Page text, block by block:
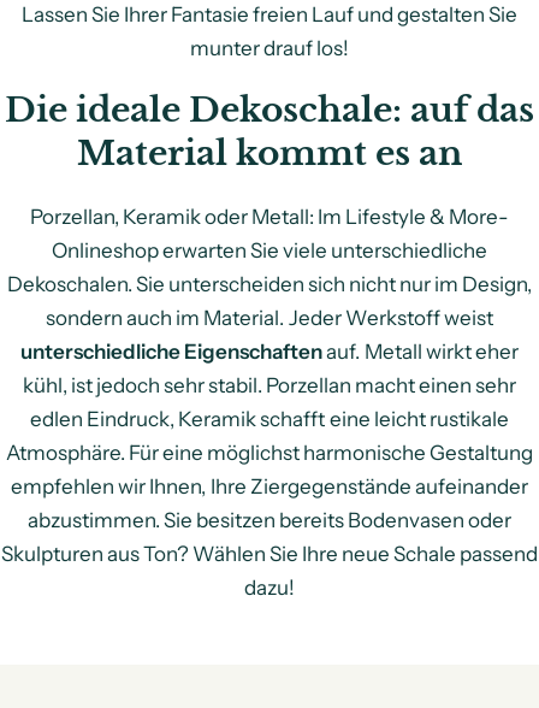
Lassen Sie Ihrer Fantasie freien Lauf und gestalten Sie
munter drauf los!
Die ideale Dekoschale: auf das
Material kommt es an
Porzellan, Keramik oder Metall: Im Lifestyle & More-
Onlineshop erwarten Sie viele unterschiedliche
Dekoschalen. Sie unterscheiden sich nicht nur im Design,
sondern auch im Material. Jeder Werkstoff weist
unterschiedliche Eigenschaftenauf. Metall wirkt eher
kühl, ist jedoch sehr stabil. Porzellan macht einen sehr
edlen Eindruck, Keramik schafft eine leicht rustikale
Atmosphäre. Für eine möglichst harmonische Gestaltung
empfehlen wir Ihnen, Ihre Ziergegenstände aufeinander
abzustimmen. Sie besitzen bereits Bodenvasen oder
Skulpturen aus Ton? Wählen Sie Ihre neue Schale passend
dazu!